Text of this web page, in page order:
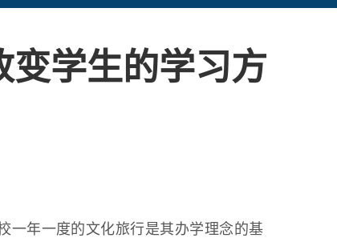
变学生的学习方
一年一度的文化旅行是其办学理念的基